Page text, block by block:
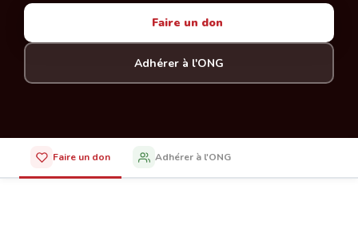
Faire un don
Adhérer à l'ONG
Faire un don Adhérer à l'ONG